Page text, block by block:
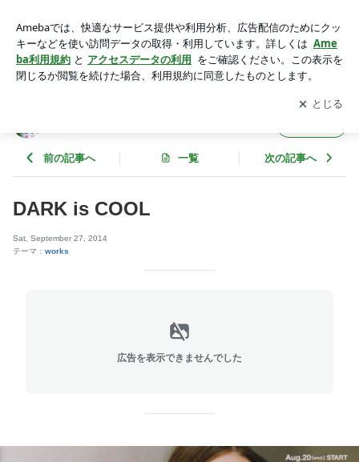
アプリをダウンロードして ブログの更新通知
を受け取りまし
ょう。
開く
前の記事へ 一覧 次の記事へ
DARK is COOL
Sat, September 27, 2014
テーマ： works
広告を表示できませんでした